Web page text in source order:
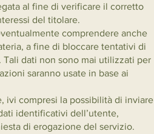
al fine di verificare il corretto
del titolare.
comprendere anche
a fine di bloccare tentativi di
dati non sono mai utilizzati per
saranno usate in base ai
ivi compresi la possibilità di inviare
identificativi dell’utente,
di erogazione del servizio.